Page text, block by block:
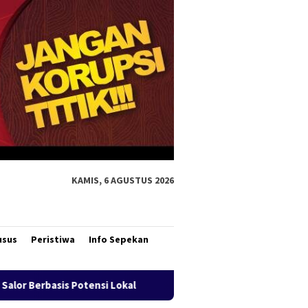
KAMIS, 6 AGUSTUS 2026
Peristiwa Info Sepekan
Bank Mandiri Region XII Hadirkan Livin’ Berbagi